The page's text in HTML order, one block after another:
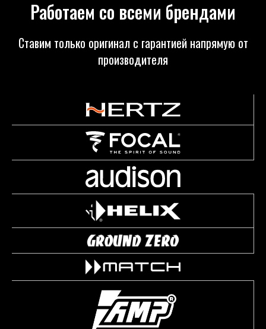
Работаем со всеми брендами
Ставим только оригинал с гарантией напрямую от
производителя